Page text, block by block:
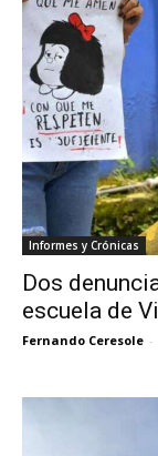
Informes y Crónicas
Dos
escuela de
Fernando Ceresole -